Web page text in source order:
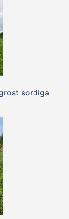
sordiga